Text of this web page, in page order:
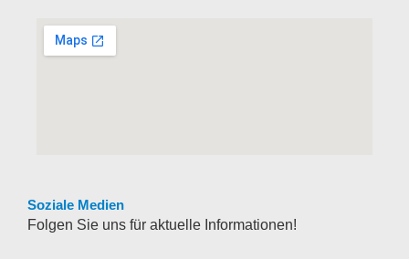
Soziale Medien
Folgen Sie uns für aktuelle Informationen!